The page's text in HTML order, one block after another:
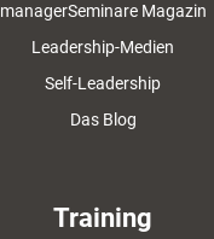
managerSeminare Magazin
Leadership-Medien
Self-Leadership
Das Blog
Training